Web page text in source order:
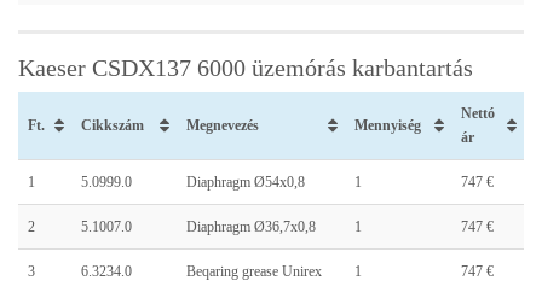
Kaeser CSDX137 6000 üzemórás karbantartás
Ft. Cikkszám Megnevezés Mennyiség
Nettó
ár
1 5.0999.0 Diaphragm Ø54x0,8 1 747 €
2 5.1007.0 Diaphragm Ø36,7x0,8 1 747 €
3 6.3234.0
Beqaring grease Unirex
1 747 €